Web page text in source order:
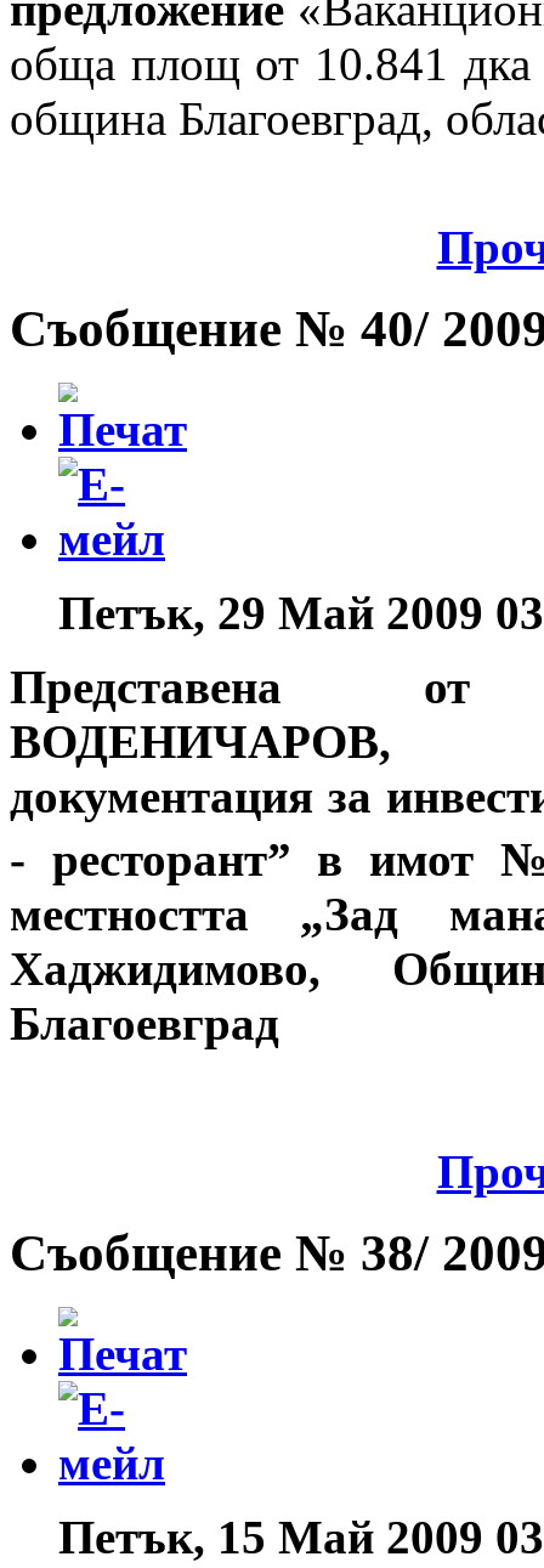
обща площ от 10.841
община Благоевград,
Съобщение № 40/
Петък, 29 Май 2009
Представена
документация за
- ресторант” в имот
местността „Зад
Хаджидимово,
Благоевград
Съобщение № 38/
Петък, 15 Май 2009